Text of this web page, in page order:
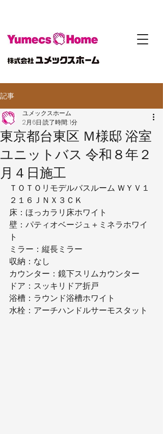
記事
東京都台東区 Ｍ様邸 浴室
ユニットバス 令和８年２
月４日施工
ユメックスホーム
2月6日 読了時間: 1分
ＴＯＴＯリモデルバスルーム ＷＹＶ１
２１６ＪＮＸ３ＣＫ
床：ほっカラリ床ホワイト
壁：パティオベージュ＋ミネラホワイ
ト
ミラー：縦長ミラー
収納：なし
カウンター：鏡下スリムカウンター
ドア：スッキリドア折戸
浴槽：ラウンド浴槽ホワイト
水栓：アーチハンドルサーモスタット